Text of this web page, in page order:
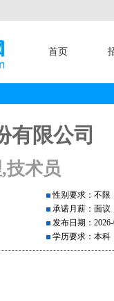
首页
有限公司
技术员
性别要求：不限
承诺月薪：面议
发布日期：
学历要求：本科